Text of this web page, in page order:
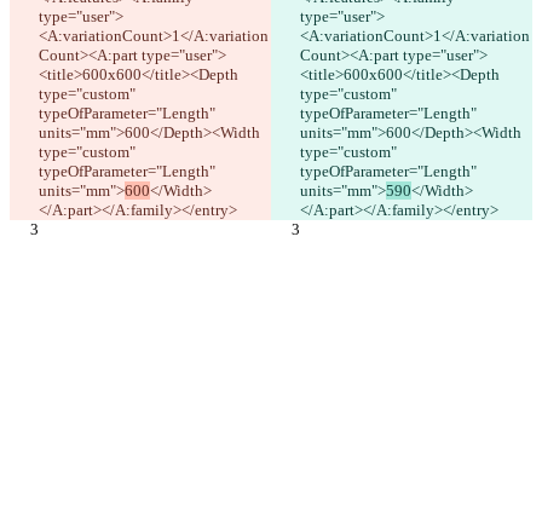
type="user">
<A:variationCount>1</A:variation
Count><A:part type="user">
<title>600x600</title><Depth
type="custom"
typeOfParameter="Length"
units="mm">600</Depth><Width
type="custom"
typeOfParameter="Length"
units="mm">600</Width>
</A:part></A:family></entry>
type="user">
<A:variationCount>1</A:variation
Count><A:part type="user">
<title>600x600</title><Depth
type="custom"
typeOfParameter="Length"
units="mm">600</Depth><Width
type="custom"
typeOfParameter="Length"
units="mm">590</Width>
</A:part></A:family></entry>